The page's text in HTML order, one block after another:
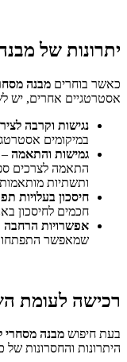
יתרונות של
כאשר בוחרים מבנה
אסטרטגיים אחרים, יש
נגישות וקרבה
במיקומים
גמישות והתאמה
התאמה לצרכים
ותשתיות
חיסכון בעלויות
חכמים לחיסכון
אפשרויות הרחבה
שמאפשר
רכישה לעומת
בעת חיפוש מבנה מסחרי
היתרונות והחסרונות